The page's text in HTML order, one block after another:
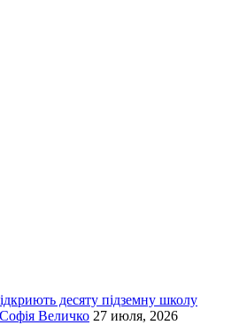
десяту підземну школу
Софія Величко 27 июля, 2026